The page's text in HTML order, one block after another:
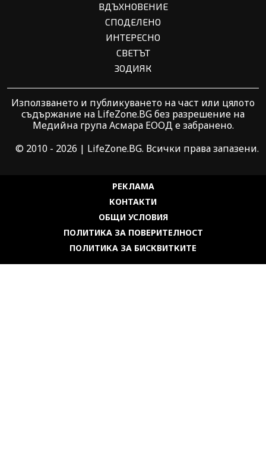
ВДЪХНОВЕНИЕ
СПОДЕЛЕНО
ИНТЕРЕСНО
СВЕТЪТ
ЗОДИЯК
Използването и публикуването на част или цялото
съдържание на LifeZone.BG без разрешение на
Медийна група Асмара ЕООД е забранено.
© 2010 - 2026 | LifeZone.BG. Всички права запазени.
РЕКЛАМА
КОНТАКТИ
ОБЩИ УСЛОВИЯ
ПОЛИТИКА ЗА ПОВЕРИТЕЛНОСТ
ПОЛИТИКА ЗА БИСКВИТКИТЕ